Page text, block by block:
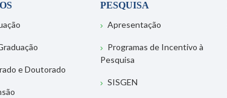
e Doutorado
PESQUISA
Apresentação
Programas de Incentivo à
Pesquisa
SISGEN